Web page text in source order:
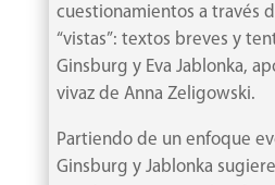
cantidad
cuestionamientos a través
“vistas”: textos breves y
Ginsburg y Eva Jablonka,
vivaz de Anna Zeligowski.
Partiendo de un enfoque
Ginsburg y Jablonka